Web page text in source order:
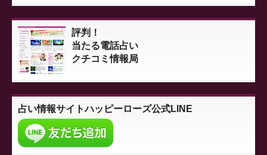
評判！
当たる電話占い
クチコミ情報局
占い情報サイトハッピーローズ公式LINE